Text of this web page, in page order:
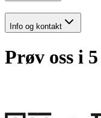
Info og kontakt
Prøv oss i